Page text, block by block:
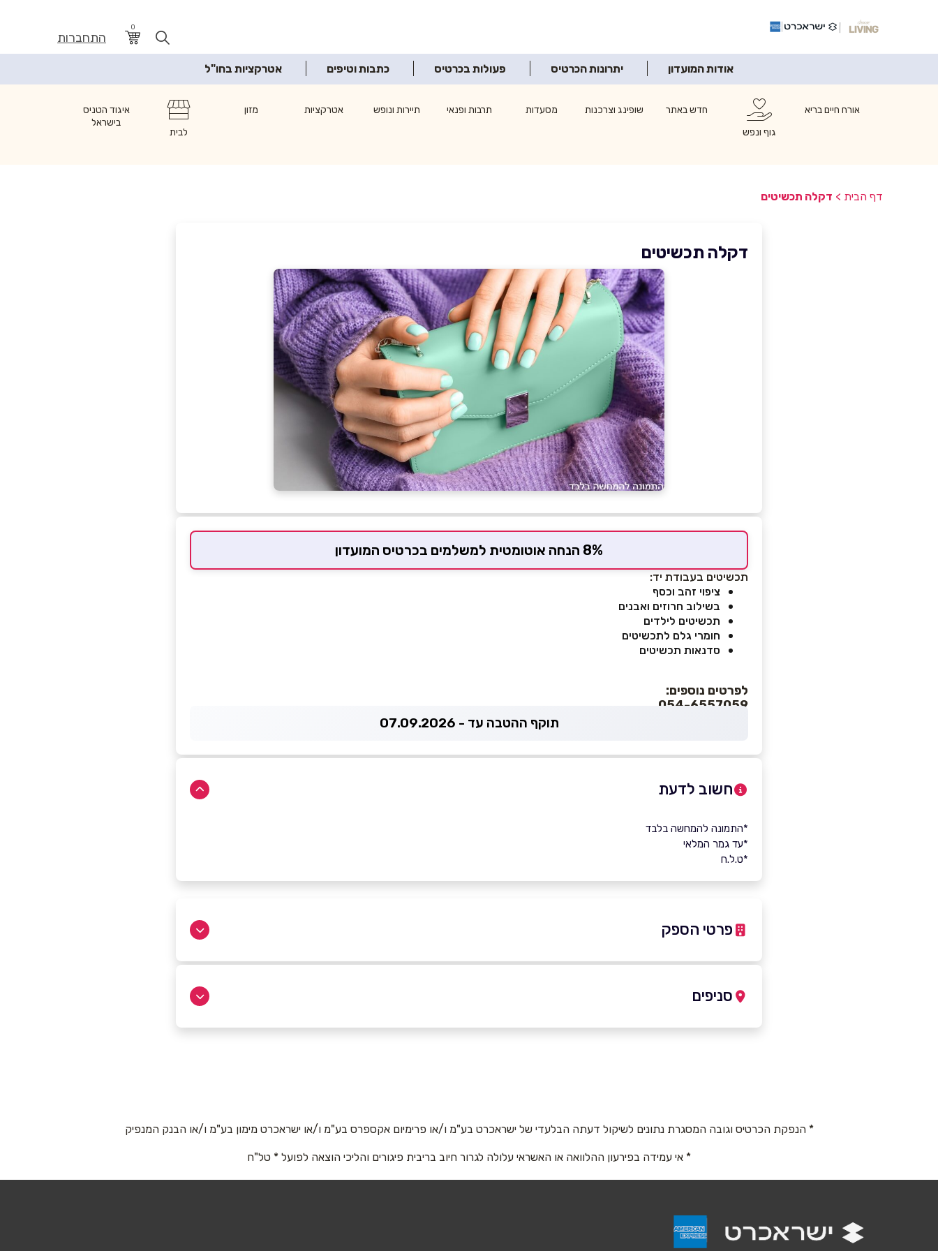
0
התחברות
אודות המועדון יתרונות הכרטיס פעולות בכרטיס כתבות וטיפים אטרקציות בחו"ל
אורח חיים בריא
גוף ונפש
חדש באתר שופינג וצרכנות מסעדות תרבות ופנאי תיירות ונופש אטרקציות
מזון
לבית
איגוד הטניס
בישראל
דף הבית > דקלה תכשיטים
דקלה תכשיטים
8% הנחה אוטומטית למשלמים בכרטיס המועדון
תכשיטים בעבודת יד:
ציפוי זהב וכסף
בשילוב חרוזים ואבנים
תכשיטים לילדים
חומרי גלם לתכשיטים
סדנאות תכשיטים
לפרטים נוספים:
054-6557059
תוקף ההטבה עד - 07.09.2026
חשוב לדעת
*התמונה להמחשה בלבד
*עד גמר המלאי
*ט.ל.ח
פרטי הספק
נושא*
אנא חזרו אלי בקשר ל...
סניפים
* הנפקת הכרטיס וגובה המסגרת נתונים לשיקול דעתה הבלעדי של ישראכרט בע"מ ו/או פרימיום אקספרס בע"מ ו/או ישראכרט מימון בע"מ ו/או הבנק המנפיק
* אי עמידה בפירעון ההלוואה או האשראי עלולה לגרור חיוב בריבית פיגורים והליכי הוצאה לפועל * טל"ח